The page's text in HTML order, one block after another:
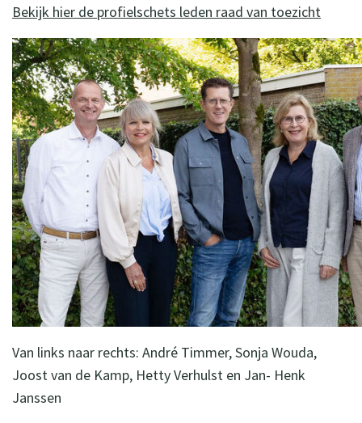
Bekijk hier de profielschets leden raad van toezicht
Van links naar rechts: André Timmer, Sonja Wouda,
Joost van de Kamp, Hetty Verhulst en Jan- Henk
Janssen